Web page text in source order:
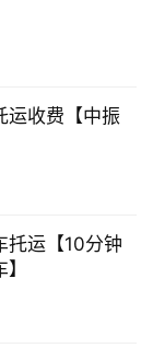
运收费【中振
托运【10分钟